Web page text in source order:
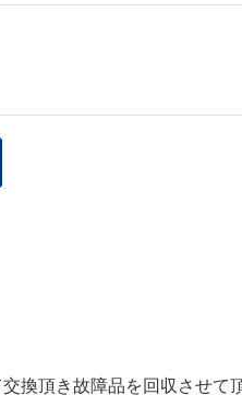
換頂き故障品を回収させて